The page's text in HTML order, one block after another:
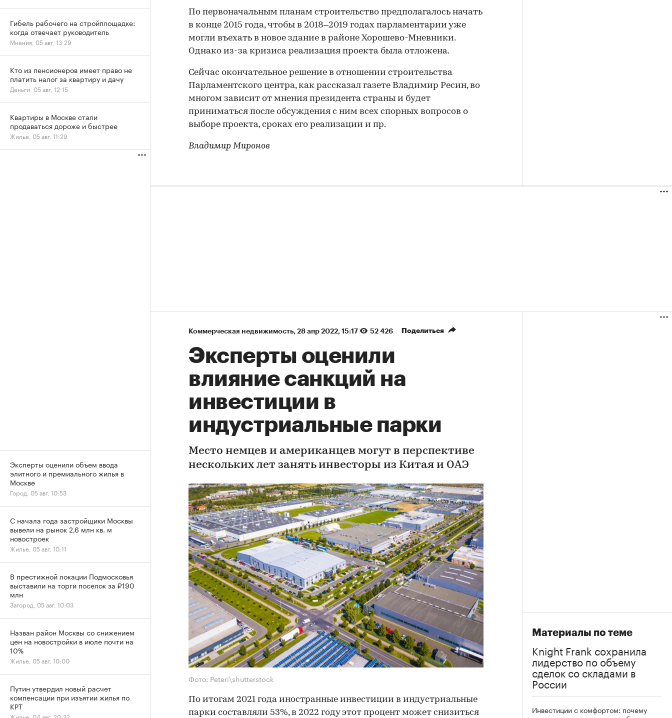
По первоначальным планам строительство предполагалось начать
в конце 2015 года, чтобы в 2018–2019 годах парламентарии уже
могли въехать в новое здание в районе Хорошево-Мневники.
Однако из-за кризиса реализация проекта была отложена.
Сейчас окончательное решение в отношении строительства
Парламентского центра, как рассказал газете Владимир Ресин, во
многом зависит от мнения президента страны и будет
приниматься после обсуждения с ним всех спорных вопросов о
выборе проекта, сроках его реализации и пр.
Владимир Миронов
Коммерческая недвижимость⁠, 28 апр 2022, 15:17 52 426 Поделиться
Эксперты оценили
влияние санкций на
инвестиции в
индустриальные парки
Место немцев и американцев могут в перспективе
нескольких лет занять инвесторы из Китая и ОАЭ
Фото: Peteri\shutterstock
По итогам 2021 года иностранные инвестиции в индустриальные
парки составляли 53%, в 2022 году этот процент может снизиться
Материалы по теме
Knight Frank сохранила
лидерство по объему
сделок со складами в
России
Инвестиции с комфортом: почему
Гибель рабочего на стройплощадке:
когда отвечает руководитель
Мнения, 05 авг, 13:29
Кто из пенсионеров имеет право не
платить налог за квартиру и дачу
Деньги, 05 авг, 12:15
Квартиры в Москве стали
продаваться дороже и быстрее
Жилье, 05 авг, 11:29
Эксперты оценили объем ввода
элитного и премиального жилья в
Москве
Город, 05 авг, 10:53
С начала года застройщики Москвы
вывели на рынок 2,6 млн кв. м
новостроек
Жилье, 05 авг, 10:11
В престижной локации Подмосковья
выставили на торги поселок за ₽190
млн
Загород, 05 авг, 10:03
Назван район Москвы со снижением
цен на новостройки в июле почти на
10%
Жилье, 05 авг, 10:00
Путин утвердил новый расчет
компенсации при изъятии жилья по
КРТ